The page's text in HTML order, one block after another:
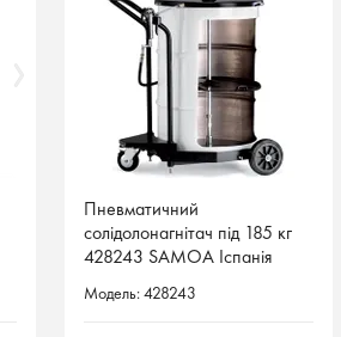
Пневматичний
солідолонагнітач під 185 кг
428243 SAMOA Іспанія
Модель: 428243
Пневматичний
солідолонагнітач під 185 кг
428243 SAMOA Іспанія
Модель: 428243